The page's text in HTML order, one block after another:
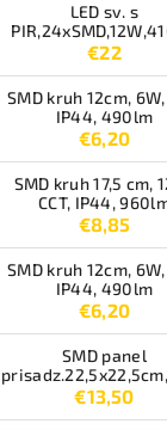
LED sv. s
€22
SMD kruh 12cm, 6W,
IP44, 490lm
€6,20
SMD kruh 17,5 cm,
CCT, IP44,
€8,85
SMD kruh 12cm, 6W,
IP44, 490lm
€6,20
SMD panel
€13,50